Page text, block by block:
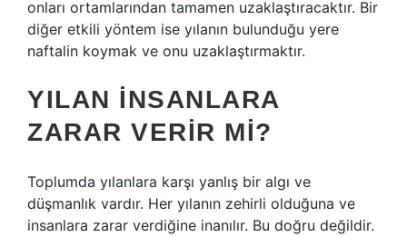
onları ortamlarından tamamen uzaklaştıracaktır. Bir
diğer etkili yöntem ise yılanın bulunduğu yere
naftalin koymak ve onu uzaklaştırmaktır.
YILAN INSANLARA
ZARAR VERIR MI?
Toplumda yılanlara karşı yanlış bir algı ve
düşmanlık vardır. Her yılanın zehirli olduğuna ve
insanlara zarar verdiğine inanılır. Bu doğru değildir.